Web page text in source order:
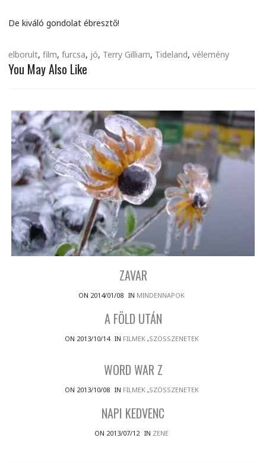
De kiváló gondolat ébresztő!
elborult, film, furcsa, jó, Terry Gilliam, Tideland, vélemény
You May Also Like
ZAVAR
ON 2014/01/08 IN MINDENNAPOK
A FÖLD UTÁN
ON 2013/10/14 IN FILMEK,SZÖSSZENETEK
WORD WAR Z
ON 2013/10/08 IN FILMEK,SZÖSSZENETEK
NAPI KEDVENC
ON 2013/07/12 IN ZENE